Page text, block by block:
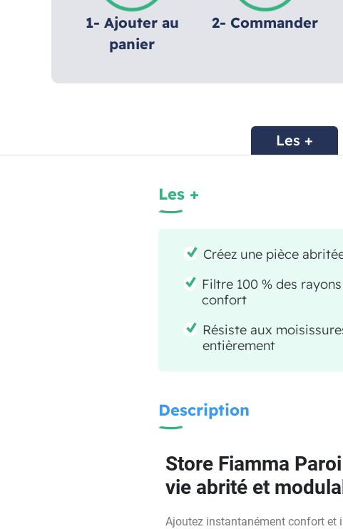
1- Ajouter au
panier
2- Commander
Les +
Les +
Créez une pièce
Filtre 100 % des
confort
Résiste aux
entièrement
Description
Store Fiamma
vie abrité et
Ajoutez instantanément confort et